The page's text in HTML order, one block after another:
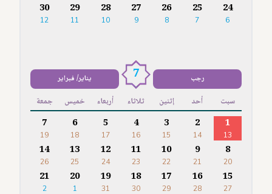
24
6
25
7
26
8
27
9
28
10
29
11
30
12
رجب 7 يناير/ فبراير
سبت أحد إثنين ثلاثاء أربعاء خميس جمعة
1
13
2
14
3
15
4
16
5
17
6
18
7
19
8
20
9
21
10
22
11
23
12
24
13
25
14
26
15
27
16
28
17
29
18
30
19
31
20
1
21
2